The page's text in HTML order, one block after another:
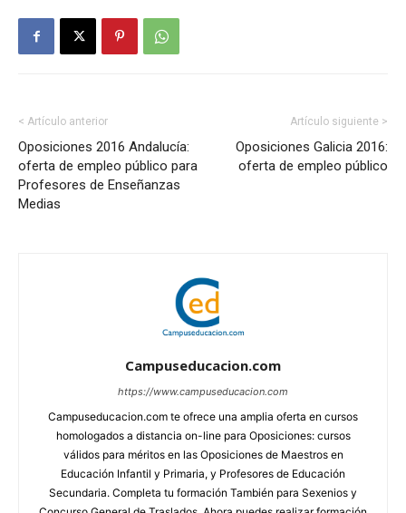
< Artículo anterior
Oposiciones 2016 Andalucía:
oferta de empleo público para
Profesores de Enseñanzas
Medias
Artículo siguiente >
Oposiciones Galicia 2016:
oferta de empleo público
Campuseducacion.com
https://www.campuseducacion.com
Campuseducacion.com te ofrece una amplia oferta en cursos
homologados a distancia on-line para Oposiciones: cursos
válidos para méritos en las Oposiciones de Maestros en
Educación Infantil y Primaria, y Profesores de Educación
Secundaria. Completa tu formación También para Sexenios y